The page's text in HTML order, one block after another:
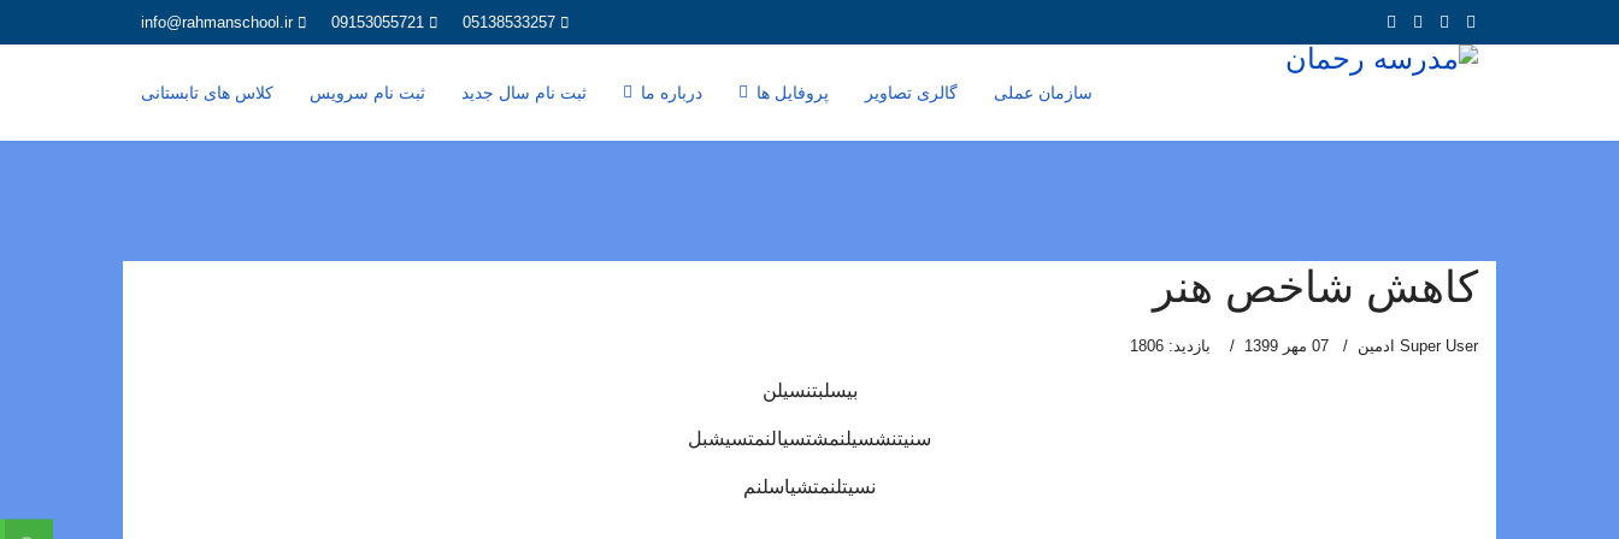
05138533257
09153055721
info@rahmanschool.ir
سازمان عملی گالری تصاویر پروفایل ها درباره ما ثبت نام سال جدید ثبت نام سرویس کلاس های تابستانی
کاهش شاخص هنر
Super User ادمین 07 مهر 1399 بازدید: 1806
بیسلبتنسیلن
سنیتنشسیلنمشتسیالنمتسیشبل
نسیتلنمتشیاسلنم